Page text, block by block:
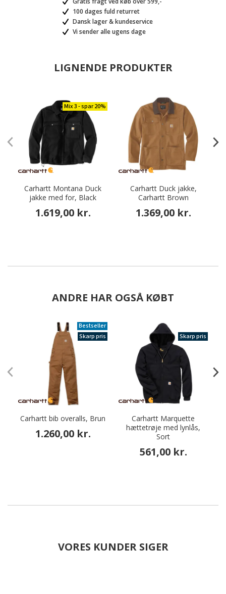
100 dages fuld returret
Dansk lager & kundeservice
Vi sender alle ugens dage
LIGNENDE PRODUKTER
Mix 3 - spar 20%
Carhartt Montana Duck
jakke med for, Black
1.619,00 kr.
Carhartt Duck jakke,
Carhartt Brown
1.369,00 kr.
ANDRE HAR OGSÅ KØBT
Bestseller
Skarp pris
Carhartt bib overalls, Brun
1.260,00 kr.
Skarp pris
Carhartt Marquette
hættetrøje med lynlås,
Sort
561,00 kr.
VORES KUNDER SIGER